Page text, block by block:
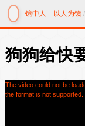
镜中人－以人为镜 /
狗狗给快
The video could not be
the format is not supported.